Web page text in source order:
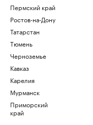
Пермский край
Ростов-на-Дону
Татарстан
Тюмень
Черноземье
Кавказ
Карелия
Мурманск
Приморский
край